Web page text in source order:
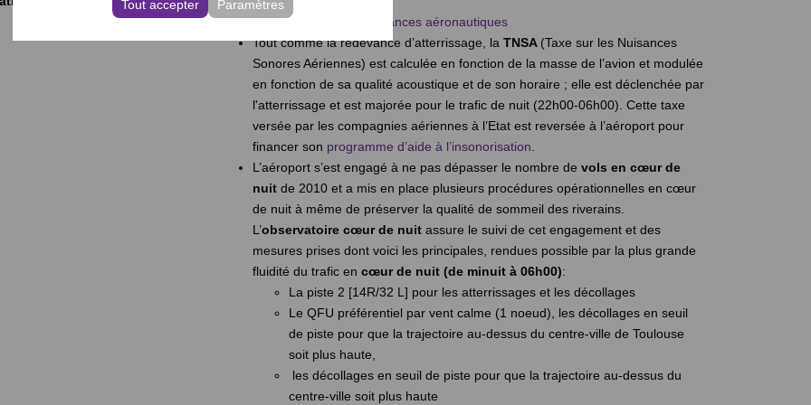
Tout accepter
Paramètres
Cahier des redevances aéronautiques
Tout comme la redevance d’atterrissage, la TNSA (Taxe sur les Nuisances
Sonores Aériennes) est calculée en fonction de la masse de l’avion et modulée
en fonction de sa qualité acoustique et de son horaire ; elle est déclenchée par
l'atterrissage et est majorée pour le trafic de nuit (22h00-06h00). Cette taxe
versée par les compagnies aériennes à l’Etat est reversée à l’aéroport pour
financer son programme d’aide à l’insonorisation
L’aéroport s’est engagé à ne pas dépasser le nombre de vols en cœur de
nuit de 2010 et a mis en place plusieurs procédures opérationnelles en cœur
de nuit à même de préserver la qualité de sommeil des riverains.
L’observatoire cœur de nuit assure le suivi de cet engagement et des
mesures prises dont voici les principales, rendues possible par la plus grande
fluidité du trafic en cœur de nuit (de minuit à 06h00):
La piste 2 [14R/32 L] pour les atterrissages et les décollages
Le QFU préférentiel par vent calme (1 noeud), les décollages en seuil
de piste pour que la trajectoire au-dessus du centre-ville de Toulouse
soit plus haute,
les décollages en seuil de piste pour que la trajectoire au-dessus du
centre-ville soit plus haute